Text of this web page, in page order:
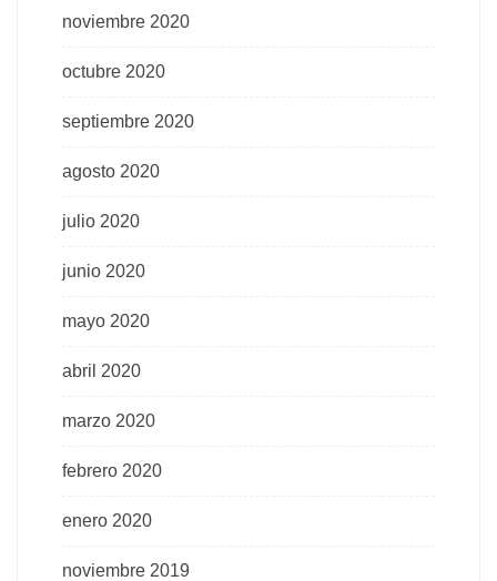
noviembre 2020
octubre 2020
septiembre 2020
agosto 2020
julio 2020
junio 2020
mayo 2020
abril 2020
marzo 2020
febrero 2020
enero 2020
noviembre 2019